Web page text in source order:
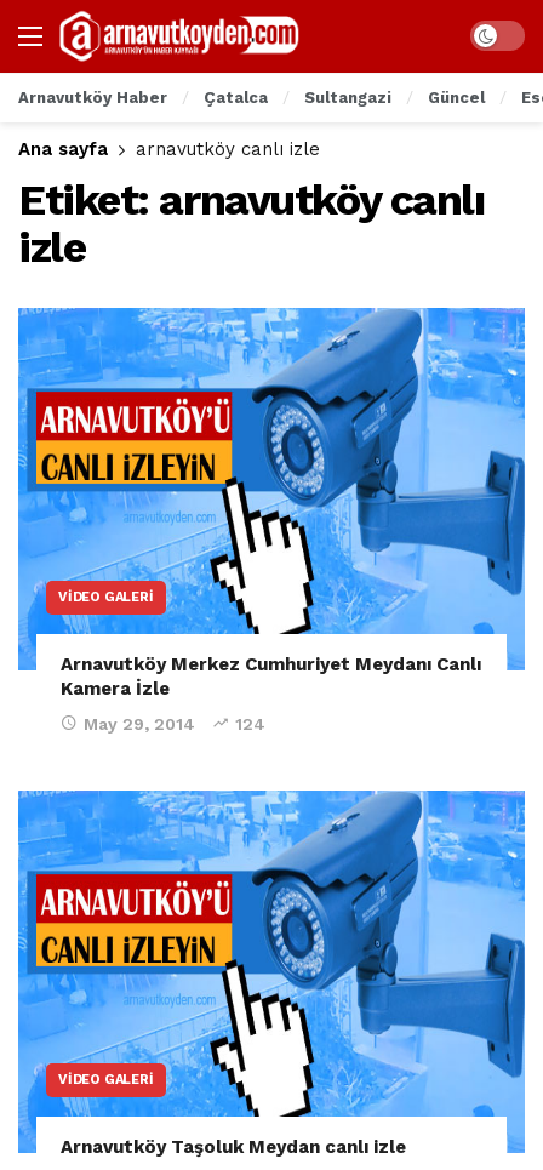
Arnavutköy Haber Çatalca Sultangazi Güncel
Ana sayfa arnavutköy canlı izle
Etiket: arnavutköy canlı
izle
VIDEO GALERI
Arnavutköy Merkez Cumhuriyet Meydanı Canlı
Kamera İzle
May 29, 2014 124
VIDEO GALERI
Arnavutköy Taşoluk Meydan canlı izle